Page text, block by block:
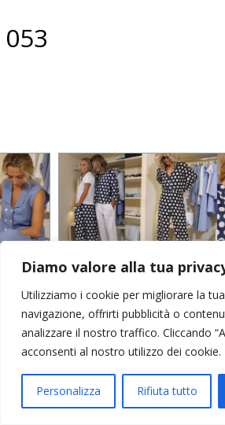
Diamo valore alla tua
Utilizziamo i cookie per migliorare la
navigazione, offrirti pubblicità o
analizzare il nostro traffico. Cliccando
acconsenti al nostro utilizzo dei cookie.
Personalizza Rifiuta tutto
053
STAMPA SU CREPE SETA E
COTONE
| sede
Bernareggio MB | sede legale: via Duca
Vimercate MB | r.e.a.: MB-2559099 | C.F
PEC